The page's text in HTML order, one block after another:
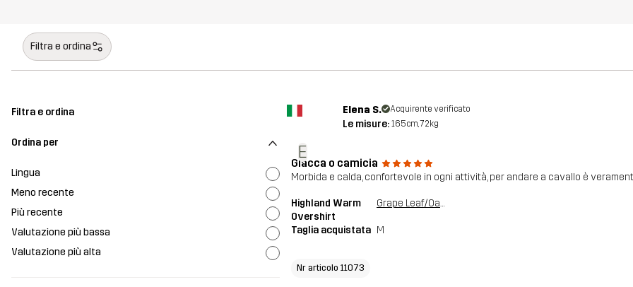
Filtra e ordina
Filtra e ordina
Ordina per
Lingua
Meno recente
Più recente
Valutazione più bassa
Valutazione più alta
E
Elena S. Acquirente verificato
Le misure: 165cm, 72kg
Giacca o camicia
Morbida e calda, confortevole in ogni attività, per andare a cavallo è
Highland Warm
Overshirt
Grape Leaf/Oatmeal
Taglia acquistata M
Nr articolo 11073